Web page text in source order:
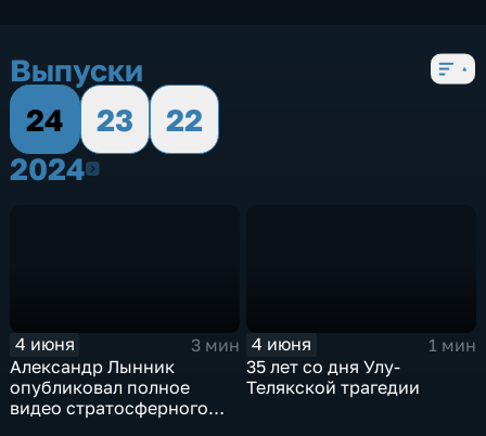
Выпуски
24
23
22
20242024
4 июня
3 мин
Александр Лынник
опубликовал полное
видео стратосферного
4 июня
1 мин
35 лет со дня Улу-
Телякской трагедии